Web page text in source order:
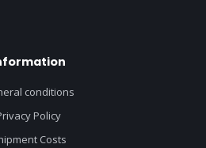
conditions
Policy
Costs